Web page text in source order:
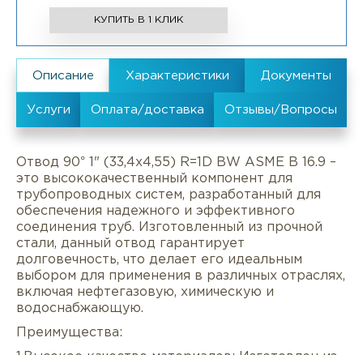
КУПИТЬ В 1 КЛИК
Отвод 90° 1" (33,4х4,55) R=1D BW ASME B 16.9 –
это высококачественный компонент для
трубопроводных систем, разработанный для
обеспечения надежного и эффективного
соединения труб. Изготовленный из прочной
стали, данный отвод гарантирует
долговечность, что делает его идеальным
выбором для применения в различных отраслях,
включая нефтегазовую, химическую и
водоснабжающую.
Преимущества: